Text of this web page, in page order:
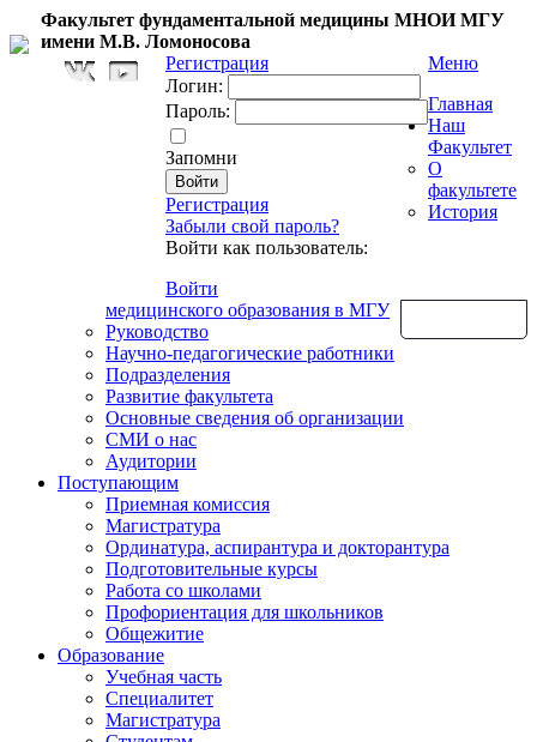
Факультет фундаментальной медицины МНОИ МГУ
имени М.В. Ломоносова
Регистрация
Логин:
Пароль:
Запомни
Регистрация
Забыли свой пароль?
Войти как пользователь:
Войти
Меню
Главная
Наш
Факультет
О
факультете
История
медицинского образования в МГУ
Руководство
Научно-педагогические работники
Подразделения
Развитие факультета
Основные сведения об организации
СМИ о нас
Аудитории
Поступающим
Приемная комиссия
Магистратура
Ординатура, аспирантура и докторантура
Подготовительные курсы
Работа со школами
Профориентация для школьников
Общежитие
Образование
Учебная часть
Специалитет
Магистратура